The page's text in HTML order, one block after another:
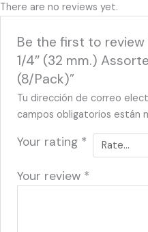
There are no reviews yet.
Be the first to review
1/4″ (32 mm.)
(8/Pack)”
Tu dirección de correo
campos obligatorios están
Your rating *
Your review *